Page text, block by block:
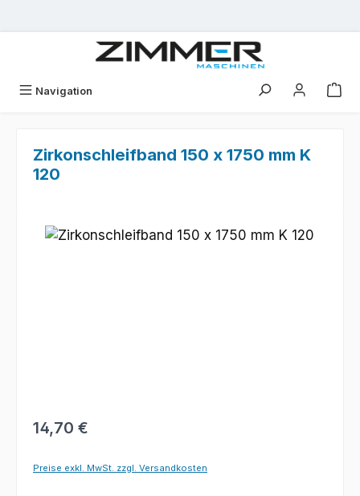
Navigation
Zirkonschleifband 150 x 1750 mm K
120
Bildergalerie überspringen
Regulärer Preis:
14,70 €
Preise exkl. MwSt. zzgl. Versandkosten